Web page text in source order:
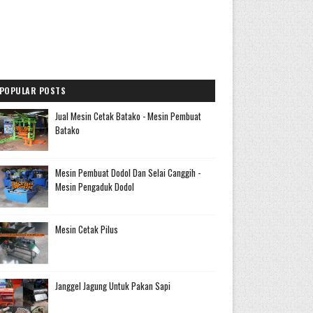
POSTS
Jual Mesin Cetak Batako - Mesin Pembuat
Batako
Mesin Pembuat Dodol Dan Selai Canggih -
Mesin Pengaduk Dodol
Mesin Cetak Pilus
Janggel Jagung Untuk Pakan Sapi